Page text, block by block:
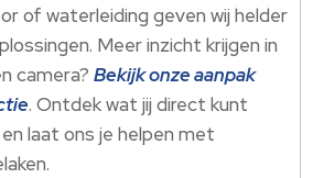
of waterleiding geven wij helder
Meer inzicht krijgen in
camera?Bekijk onze aanpak
.​ Ontdek wat jij direct kunt
laat ons je helpen met